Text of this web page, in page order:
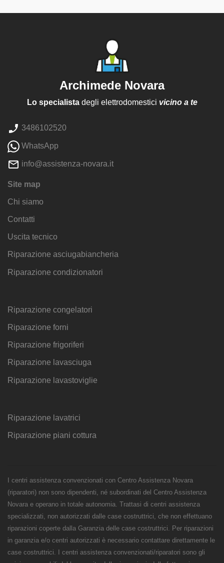
Archimede Novara
Lo specialistadegli elettrodomestici vicino a te
3486102520
WhatsApp
info@assistenza-novara.it
Site map
Chi siamo
Contatti
Uscita tecnico
Riparazione asciugabiancheria
Riparazione condizionatori
Riparazione congelatori
Riparazione forni
Riparazione frigoriferi
Riparazione lavasciuga
Riparazione lavastoviglie
Riparazione lavatrici
Riparazione piani cottura
I centri assistenza convenzionati con Centro Assistenza Novara
(riparatori) non sono dipendenti, né subordinati del Centro Assistenza
Novara e operano in totale autonomia. Trattasi di centri assistenza
specializzati, non autorizzati dalle case costruttrici, che non effettuano
riparazioni coperte dalla Garanzia delle case costruttrici. Per riparazioni
in garanzia e/o centri autorizzati è necessario contattare direttamente le
case costruttrici. I centri assistenza convenzionati/riparatori sono gli